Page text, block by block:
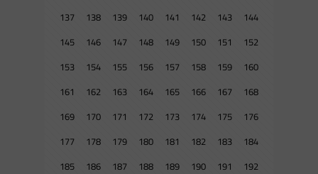
137
138 139 140 141 142 143
144
145
146 147 148 149 150 151
152
153
154 155 156 157 158 159
160
161
162 163 164 165 166 167
168
169
170 171 172 173 174 175
176
177
178 179 180 181 182 183
184
185
186 187 188 189 190 191
192